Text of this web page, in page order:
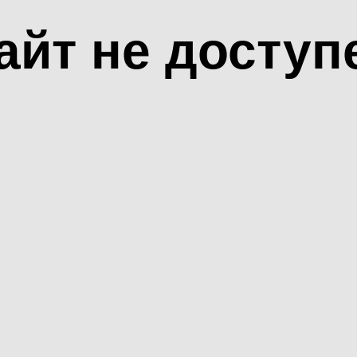
не